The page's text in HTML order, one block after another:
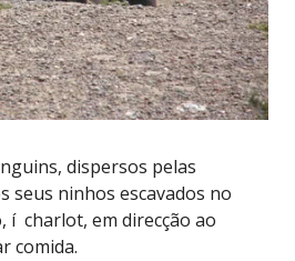
dispersos pelas
seus ninhos escavados no
í charlot, em direcção ao
comida.